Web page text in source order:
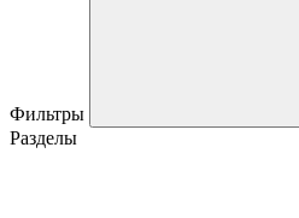
Фильтры
Разделы